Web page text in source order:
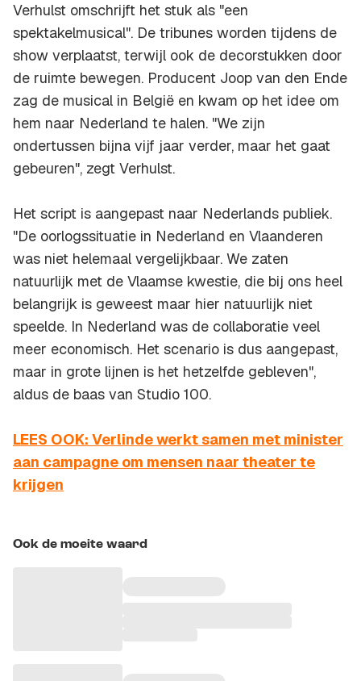
Verhulst omschrijft het stuk als "een
spektakelmusical". De tribunes worden tijdens de
show verplaatst, terwijl ook de decorstukken door
de ruimte bewegen. Producent Joop van den Ende
zag de musical in België en kwam op het idee om
hem naar Nederland te halen. "We zijn
ondertussen bijna vijf jaar verder, maar het gaat
gebeuren", zegt Verhulst.
Het script is aangepast naar Nederlands publiek.
"De oorlogssituatie in Nederland en Vlaanderen
was niet helemaal vergelijkbaar. We zaten
natuurlijk met de Vlaamse kwestie, die bij ons heel
belangrijk is geweest maar hier natuurlijk niet
speelde. In Nederland was de collaboratie veel
meer economisch. Het scenario is dus aangepast,
maar in grote lijnen is het hetzelfde gebleven",
aldus de baas van Studio 100.
LEES OOK: Verlinde werkt samen met minister
aan campagne om mensen naar theater te
krijgen
Ook de moeite waard